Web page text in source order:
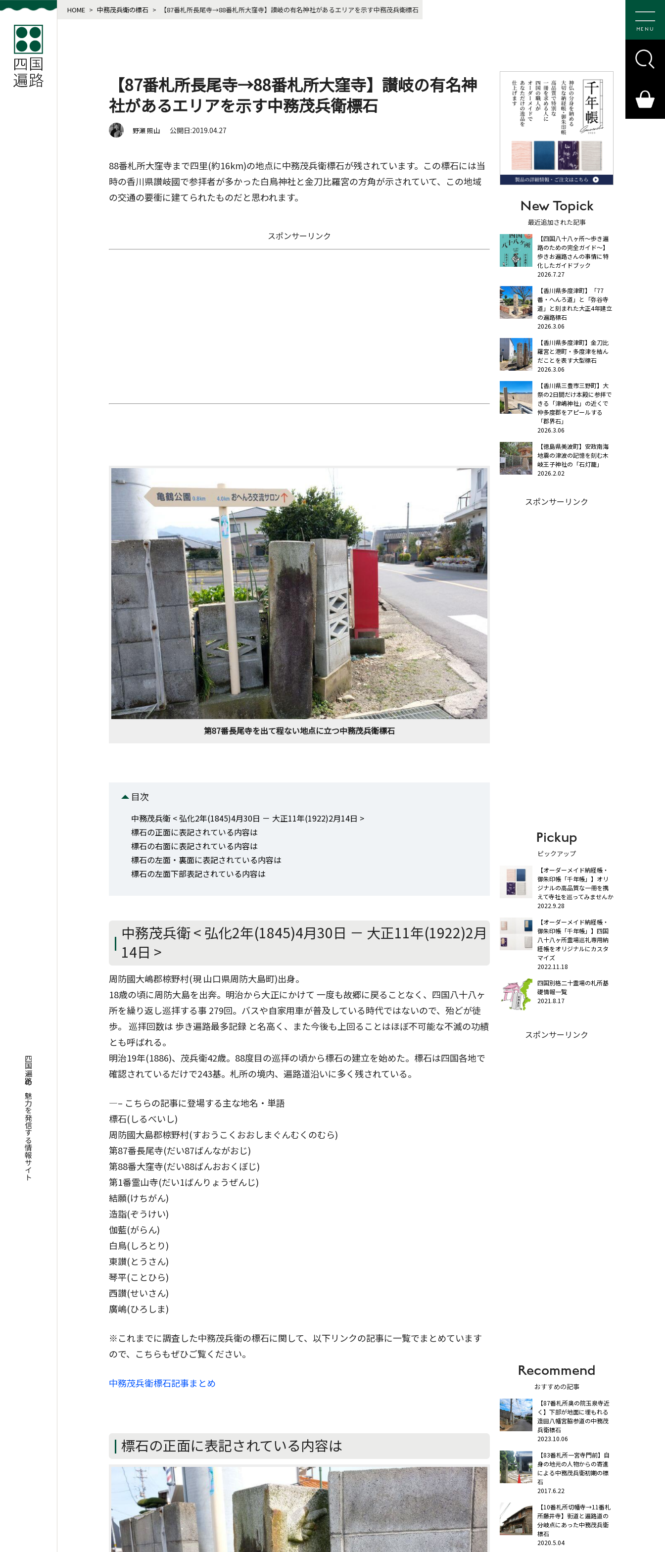
四国遍路の魅力を発信する情報サイト
MENU
HOME > 中務茂兵衛の標石 > 【87番札所長尾寺→88番札所大窪寺】讃岐の有名神社があるエリアを示す中務茂兵衛標石
【87番札所長尾寺→88番札所大窪寺】讃岐の有名神
社があるエリアを示す中務茂兵衛標石
野瀬 照山 公開日:2019.04.27
88番札所大窪寺まで四里(約16km)の地点に中務茂兵衛標石が残されています。この標石には当
時の香川県讃岐國で参拝者が多かった白鳥神社と金刀比羅宮の方角が示されていて、この地域
の交通の要衝に建てられたものだと思われます。
スポンサーリンク
第87番長尾寺を出て程ない地点に立つ中務茂兵衛標石
目次
中務茂兵衛 < 弘化2年(1845)4月30日 － 大正11年(1922)2月14日 >
標石の正面に表記されている内容は
標石の右面に表記されている内容は
標石の左面・裏面に表記されている内容は
標石の左面下部表記されている内容は
中務茂兵衛 < 弘化2年(1845)4月30日 － 大正11年(1922)2月
14日 >
周防國大嶋郡椋野村(現 山口県周防大島町)出身。
18歳の頃に周防大島を出奔。明治から大正にかけて 一度も故郷に戻ることなく、四国八十八ヶ
所を繰り返し巡拝する事 279回。バスや自家用車が普及している時代ではないので、殆どが徒
歩。 巡拝回数は 歩き遍路最多記録 と名高く、また今後も上回ることはほぼ不可能な不滅の功績
とも呼ばれる。
明治19年(1886)、茂兵衛42歳。88度目の巡拝の頃から標石の建立を始めた。標石は四国各地で
確認されているだけで243基。札所の境内、遍路道沿いに多く残されている。
—– こちらの記事に登場する主な地名・単語
標石(しるべいし)
周防國大島郡椋野村(すおうこくおおしまぐんむくのむら)
第87番長尾寺(だい87ばんながおじ)
第88番大窪寺(だい88ばんおおくぼじ)
第1番霊山寺(だい1ばんりょうぜんじ)
結願(けちがん)
造詣(ぞうけい)
伽藍(がらん)
白鳥(しろとり)
東讃(とうさん)
琴平(ことひら)
西讃(せいさん)
廣嶋(ひろしま)
※これまでに調査した中務茂兵衛の標石に関して、以下リンクの記事に一覧でまとめています
ので、こちらもぜひご覧ください。
中務茂兵衛標石記事まとめ
標石の正面に表記されている内容は
New Topick
最近追加された記事
【四国八十八ヶ所～歩き遍
路のための完全ガイド～】
歩きお遍路さんの事情に特
化したガイドブック
2026.7.27
【香川県多度津町】「77
番・へんろ道」と「弥谷寺
道」と刻まれた大正4年建立
の遍路標石
2026.3.06
【香川県多度津町】金刀比
羅宮と港町・多度津を結ん
だことを表す大型標石
2026.3.06
【香川県三豊市三野町】大
祭の2日間だけ本殿に参拝で
きる「津嶋神社」の近くで
仲多度郡をアピールする
「郡界石」
2026.3.06
【徳島県美波町】安政南海
地震の津波の記憶を刻む木
岐王子神社の「石灯籠」
2026.2.02
スポンサーリンク
Pickup
ピックアップ
【オーダーメイド納経帳・
御朱印帳「千年帳」】オリ
ジナルの高品質な一冊を携
えて寺社を巡ってみませんか
2022.9.28
【オーダーメイド納経帳・
御朱印帳「千年帳」】四国
八十八ヶ所霊場巡礼専用納
経帳をオリジナルにカスタ
マイズ
2022.11.18
四国別格二十霊場の札所基
礎情報一覧
2021.8.17
スポンサーリンク
Recommend
おすすめの記事
【87番札所奥の院玉泉寺近
く】下部が地面に埋もれる
造田八幡宮脇参道の中務茂
兵衛標石
2023.10.06
【83番札所一宮寺門前】自
身の地元の人物からの寄進
による中務茂兵衛初期の標
石
2017.6.22
【10番札所切幡寺→11番札
所藤井寺】街道と遍路道の
分岐点にあった中務茂兵衛
標石
2020.5.04